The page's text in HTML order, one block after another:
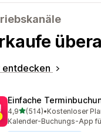
entdecken
Einfache
4,9von 5 Sternen
(514)
514 Rezensionen
•Kostenloser
Kalender-Buchungs-App